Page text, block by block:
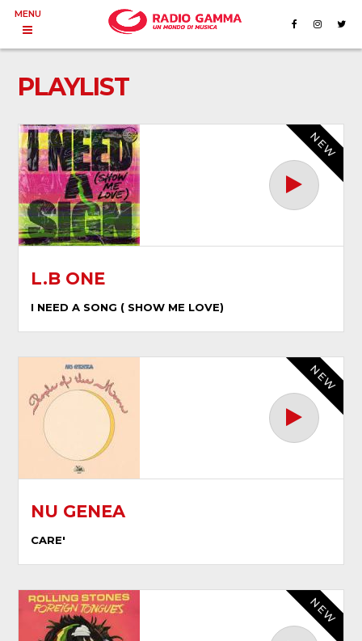
MENU
PLAYLIST
NEW
L.B ONE
I NEED A SONG ( SHOW ME LOVE)
NEW
NU GENEA
CARE'
NEW